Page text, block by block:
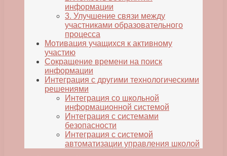
информации
3. Улучшение связи между
участниками образовательного
процесса
Мотивация учащихся к активному
участию
Сокращение времени на поиск
информации
Интеграция с другими технологическими
решениями
Интеграция со школьной
информационной системой
Интеграция с системами
безопасности
Интеграция с системой
автоматизации управления школой